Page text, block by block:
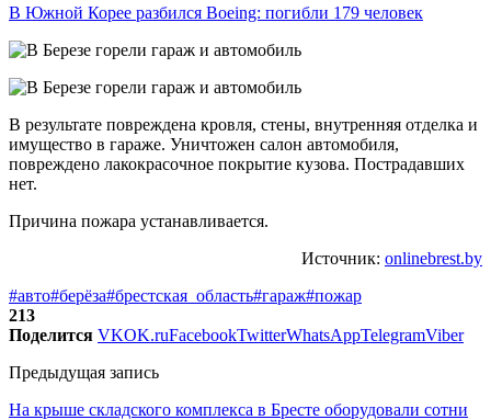
В Южной Корее разбился Boeing: погибли 179 человек
В результате повреждена кровля, стены, внутренняя отделка и
имущество в гараже. Уничтожен салон автомобиля,
повреждено лакокрасочное покрытие кузова. Пострадавших
нет.
Причина пожара устанавливается.
Источник: onlinebrest.by
#авто#берёза#брестская_область#гараж#пожар
213
Поделится VKOK.ruFacebookTwitterWhatsAppTelegramViber
Предыдущая запись
На крыше складского комплекса в Бресте оборудовали сотни